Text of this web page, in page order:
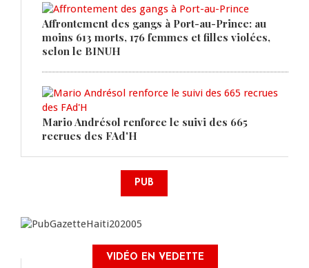
Affrontement des gangs à Port-au-Prince: au
moins 613 morts, 176 femmes et filles violées,
selon le BINUH
Mario Andrésol renforce le suivi des 665
recrues des FAd'H
PUB
VIDÉO EN VEDETTE